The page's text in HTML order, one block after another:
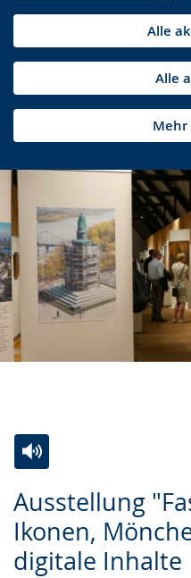
Alle
Alle
Ausstellung
Ikonen,
digitale Inhalte
Leichten
Sprache
wechseln.
Audio-
Unterstützung.
Video
in
Deutscher